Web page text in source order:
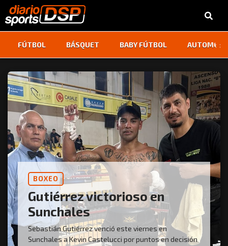
FÚTBOL BÁSQUET BABY FÚTBOL ‹ ›
BOXEO
Gutiérrez victorioso en
Sunchales
Sebastián Gutiérrez venció este viernes en
Sunchales a Kevin Castelucci por puntos en decisión